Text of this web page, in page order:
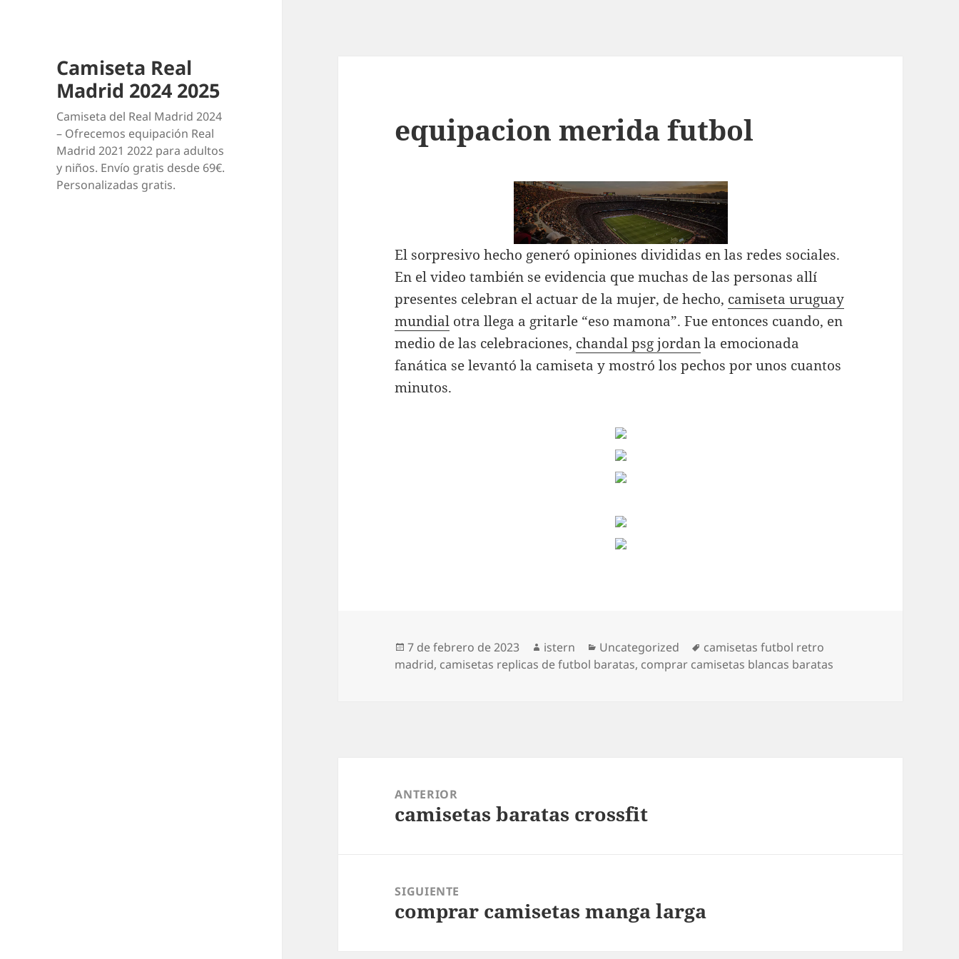
Camiseta Real
Madrid 2024 2025
Camiseta del Real Madrid 2024
– Ofrecemos equipación Real
Madrid 2021 2022 para adultos
y niños. Envío gratis desde 69€.
Personalizadas gratis.
equipacion merida futbol
El sorpresivo hecho generó opiniones divididas en las redes sociales.
En el video también se evidencia que muchas de las personas allí
presentes celebran el actuar de la mujer, de hecho, camiseta uruguay
mundial otra llega a gritarle “eso mamona”. Fue entonces cuando, en
medio de las celebraciones, chandal psg jordanla emocionada
fanática se levantó la camiseta y mostró los pechos por unos cuantos
minutos.
Publicado
el
7 de febrero de 2023 Autor
istern Categorías
Uncategorized Etiquetas
camisetas futbol retro
madrid, camisetas replicas de futbol baratas, comprar camisetas blancas baratas
entradas
ANTERIOR
Entrada
camisetas baratas crossfit
SIGUIENTE
Entrada
comprar camisetas manga larga